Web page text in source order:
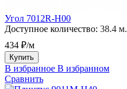
Угол 7012R-H00
Доступное количество: 38.4 м.
434 ₽/м
Купить
В избранное В избранном
Сравнить